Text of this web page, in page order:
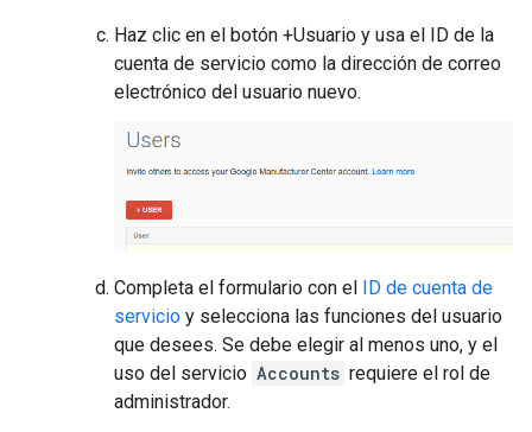
Haz clic en el botón +Usuario y usa el ID de la
cuenta de servicio como la dirección de correo
electrónico del usuario nuevo.
Completa el formulario con el ID de cuenta de
servicio y selecciona las funciones del usuario
que desees. Se debe elegir al menos uno, y el
uso del servicio Accounts requiere el rol de
administrador.